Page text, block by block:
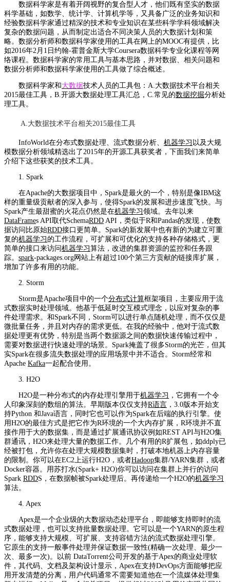
数据科学家是有着开阔视野的复合型人才，他们既有坚实的数据
科学基础，如数学、统计学、计算机学等，又具备广泛的业务知识和
经验数据科学家通过精深的技术和专业知识在某些科学学科领域解决
复杂的数据问题，从而制定出适合不同决策人员的大数据计划和策
略。数据分析师和数据科学家使用的工具在网上的MOOC有提供，比
如2016年2月1日约翰-霍普金斯大学Coursera数据科学专业化课程等网
络课程。数据科学家的常用工具与基本思路，并对数据、相关问题和
数据分析师和数据科学家使用的工具做了综合概述。
数据科学家和 大数据技术人员的工具包：A.大数据技术平台相关
2015最佳工具，B.开源大数据处理工具汇总，C.常见的数据挖掘分析处
理工具。
A.大数据技术平台相关2015最佳工具
InfoWorld在分布式数据处理、流式数据分析、 机器学习 以及大规
模数据分析领域精选出了2015年的开源工具获奖者，下面我们来简单
介绍下这些获奖的技术工具。
1. Spark
在Apache的大数据项目中，Spark是最火的一个，特别是像IBM这
样的重量级贡献者的深入参与，使得Spark的发展和进步速度飞快。与
Spark产生最甜蜜的火花点仍然是在机器学习 领域。去年以来
DataFrames API取代SchemaRDD API，类似于R和Pandas的发现，使数
据访问比原始RDD接口更简单。Spark的新发展中也有新的为建立可重
复的机器学习 的工作流程，可扩展和可优化的支持各种存储格式，更
简单的接口来访问机器学习 算法，改进的集群资源的监控和任务跟
踪。 spark-packages.org网站上有超过100个第三方贡献的链接库扩展，
增加了许多有用的功能。
2. Storm
Storm是Apache项目中的一个分布式计算框架项目，主要应用于流
式数据实时处理领域。他基于低延时交互模式理念，以应对复杂的事
件处理需求。和Spark不同，Storm可以进行单点随机处理，而不仅仅是
微批量任务，并且对内存的需求更低。在我的经验中，他对于流式数
据处理更有优势，特别是当两个数据源之间的数据快速传输过程中，
需要对数据进行快速处理的场景。Spark掩盖了很多Storm的光芒，但其
实Spark在很多流失数据处理的应用场景中并不适合。Storm经常和
Apache Kafka一起配合使用。
3. H2O
H2O是一种分布式的内存处理引擎用于机器学习 ，它拥有一个令
人印象深刻的数组的算法。早期版本仅仅支持R语言 ，3.0版本开始支
持Python 和Java语言，同时它也可以作为Spark在后端的执行引擎。使
用H2O的最佳方式是把它作为R环境的一个大内存扩展，R环境并不直
接作用于大的数据集，而是通过扩展通讯协议例如REST API与H2O集
群通讯，H2O来处理大量的数据工作。几个有用的R扩展包，如ddply已
经被打包，允许你在处理大规模数据集时，打破本地机器上内存容量
的限制。你可以在EC2上运行H2O，或者Hadoop集群/YARN集群，或者
Docker容器。用苏打水(Spark+ H2O)你可以访问在集群上并行的访问
Spark RDDS，在数据帧被Spark处理后。再传递给一个H2O的机器学习
算法。
4. Apex
Apex是一个企业级的大数据动态处理平台，即能够支持即时的流
式数据处理，也可以支持批量数据处理。它可以是一个YARN的原生程
序，能够支持大规模、可扩展、支持容错方法的流式数据处理引擎。
它原生的支持一般事件处理并保证数据一致性(精确一次处理、最少一
次、最多一次)。以前 DataTorrent公司开发的基于Apex的商业处理软
件，其代码、文档及架构设计显示，Apex在支持DevOps方面能够把应
用开发清楚的分离，用户代码通常不需要知道他在一个流媒体处理集